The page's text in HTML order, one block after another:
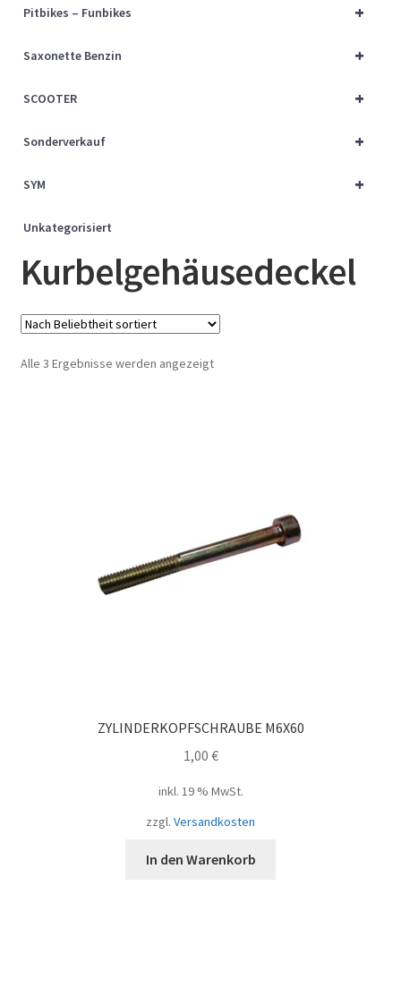
+
Pitbikes – Funbikes
+
Saxonette Benzin
+
SCOOTER
+
Sonderverkauf
+
SYM
Unkategorisiert
Kurbelgehäusedeckel
Alle 3 Ergebnisse werden angezeigtNach
ZYLINDERKOPFSCHRAUBE M6X60
1,00 €
inkl. 19 % MwSt.
zzgl. Versandkosten
In den Warenkorb